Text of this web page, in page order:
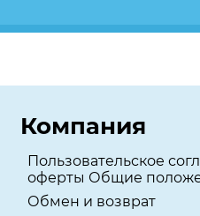
Компания
Пользовательское
оферты Общие
Обмен и возврат